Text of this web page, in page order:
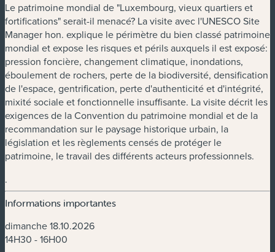
Le patrimoine mondial de "Luxembourg, vieux quartiers et
fortifications" serait-il menacé? La visite avec l'UNESCO Site
Manager hon. explique le périmètre du bien classé patrimoine
mondial et expose les risques et périls auxquels il est exposé:
pression foncière, changement climatique, inondations,
éboulement de rochers, perte de la biodiversité, densification
de l'espace, gentrification, perte d'authenticité et d'intégrité,
mixité sociale et fonctionnelle insuffisante. La visite décrit les
exigences de la Convention du patrimoine mondial et de la
recommandation sur le paysage historique urbain, la
législation et les règlements censés de protéger le
patrimoine, le travail des différents acteurs professionnels.
.
Informations importantes
dimanche 18.10.2026
14H30 - 16H00